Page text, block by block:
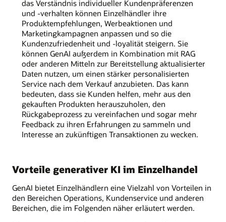
das Verständnis individueller Kundenpräferenzen
und -verhalten können Einzelhändler ihre
Produktempfehlungen, Werbeaktionen und
Marketingkampagnen anpassen und so die
Kundenzufriedenheit und -loyalität steigern. Sie
können GenAI außerdem in Kombination mit RAG
oder anderen Mitteln zur Bereitstellung aktualisierter
Daten nutzen, um einen stärker personalisierten
Service nach dem Verkauf anzubieten. Das kann
bedeuten, dass sie Kunden helfen, mehr aus den
gekauften Produkten herauszuholen, den
Rückgabeprozess zu vereinfachen und sogar mehr
Feedback zu ihren Erfahrungen zu sammeln und
Interesse an zukünftigen Transaktionen zu wecken.
Vorteile generativer KI im Einzelhandel
GenAI bietet Einzelhändlern eine Vielzahl von Vorteilen in
den Bereichen Operations, Kundenservice und anderen
Bereichen, die im Folgenden näher erläutert werden.